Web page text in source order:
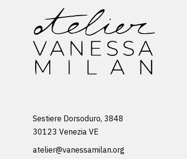
Sestiere Dorsoduro, 3848
30123 Venezia VE
atelier@vanessamilan.org